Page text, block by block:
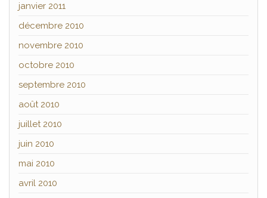
janvier 2011
décembre 2010
novembre 2010
octobre 2010
septembre 2010
août 2010
juillet 2010
juin 2010
mai 2010
avril 2010